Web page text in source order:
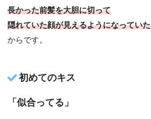
長かった前髪を大胆に切って
隠れていた顔が見えるようになっていた
からです。
初めてのキス
「似合ってる」